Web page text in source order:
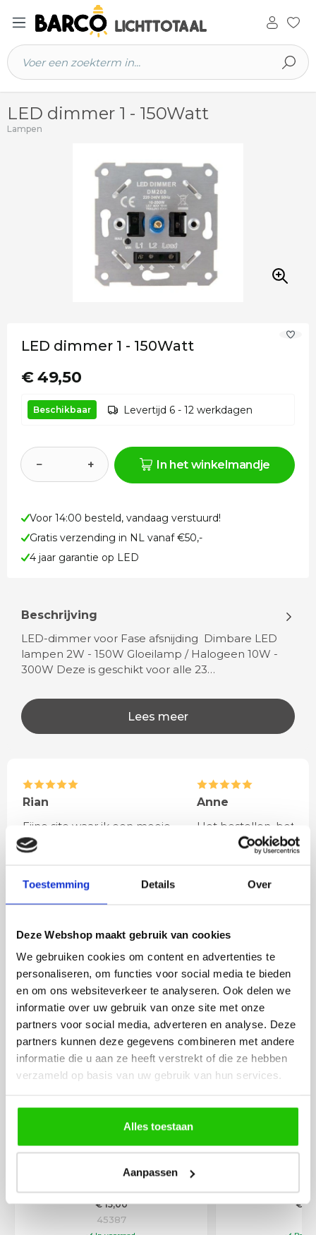
Toestemming Details Over
Deze Webshop maakt gebruik van cookies
We gebruiken cookies om content en advertenties te
personaliseren, om functies voor social media te bieden
en om ons websiteverkeer te analyseren. Ook delen we
informatie over uw gebruik van onze site met onze
partners voor social media, adverteren en analyse. Deze
partners kunnen deze gegevens combineren met andere
informatie die u aan ze heeft verstrekt of die ze hebben
verzameld op basis van uw gebruik van hun services.
Alles toestaan
Aanpassen
hoofdinhoud
LED dimmer 1 - 150Watt
Lampen
LED dimmer 1 - 150Watt
€ 49,50
Beschikbaar Levertijd 6 - 12 werkdagen
− + In het winkelmandje
Voor 14:00 besteld, vandaag verstuurd!
Gratis verzending in NL vanaf €50,-
4 jaar garantie op LED
Beschrijving
LED-dimmer voor Fase afsnijding Dimbare LED
lampen 2W - 150W Gloeilamp / Halogeen 10W -
300W Deze is geschikt voor alle 23…
Lees meer
Rian
Fijne site waar ik een mooie
lamp heb uitgekozen en
werd deze al bezorgd. Super
netjes en veilig verpakt.
Anne
Het bestellen,
leveren verliep vlot en
artikel is zeer mooi
BESTELINCLUSIEF
DIMMERS
Dimknop en afdekraam creme
€15,00
45387
€14